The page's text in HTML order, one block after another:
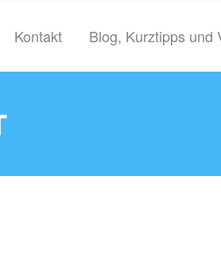
Kontakt Blog, Kurztipps und